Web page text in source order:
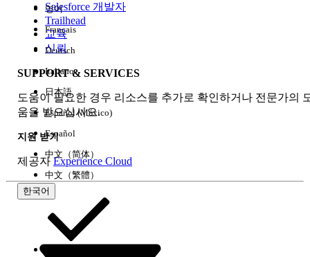
경험
Salesforce 개발자
Trailhead
교육
신뢰
SUPPORT & SERVICES
도움이 필요한 경우 리소스를 추가로 확인하거나 전문가의
움을 받으십시오.
지원 받기
제공자 Experience Cloud
한국어
영어
Français
Deutsch
Italiano
日本語
Español (México)
Español
中文（简体）
中文（繁體）